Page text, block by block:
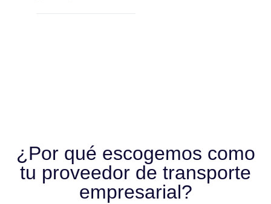
¿Por qué escogemos como
tu proveedor de transporte
empresarial?